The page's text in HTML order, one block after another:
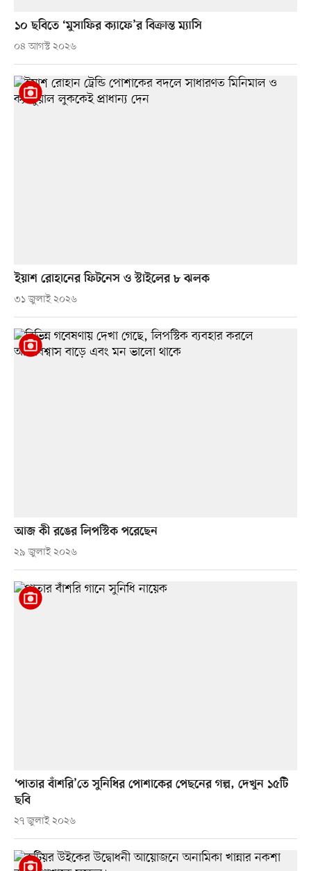
১০ ছবিতে ‘মুসাফির ক্যাফে’র বিক্রান্ত ম্যাসি
০৪ আগস্ট ২০২৬
ইয়াশ রোহানের ফিটনেস ও স্টাইলের ৮ ঝলক
৩১ জুলাই ২০২৬
আজ কী রঙের লিপস্টিক পরেছেন
২৯ জুলাই ২০২৬
‘পাতার বাঁশরি’তে সুনিধির পোশাকের পেছনের গল্প, দেখুন ১৫টি
ছবি
২৭ জুলাই ২০২৬